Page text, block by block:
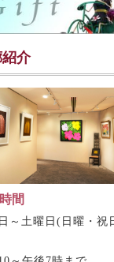
介
間
～土曜日(日曜・祝